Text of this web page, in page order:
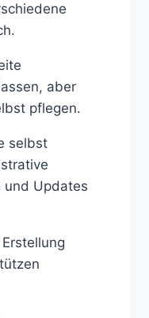
aber
pflegen.
selbst
und Updates